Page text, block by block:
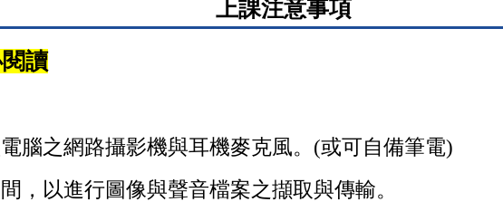
上課注意事項
讀
腦之網路攝影機與耳機麥克風。(或可自備筆電)
，以進行圖像與聲音檔案之擷取與傳輸。